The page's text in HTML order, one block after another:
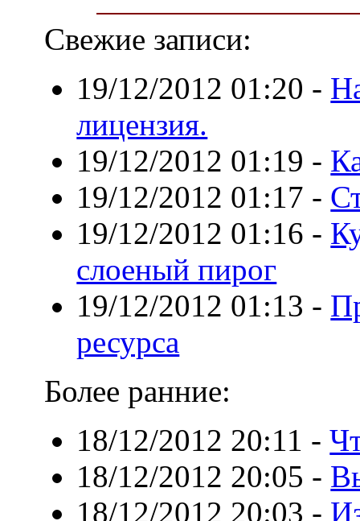
Свежие записи:
19/12/2012 01:20 -
лицензия.
19/12/2012 01:19 -
19/12/2012 01:17 -
19/12/2012 01:16 -
слоеный пирог
19/12/2012 01:13 -
ресурса
Более ранние:
18/12/2012 20:11 -
18/12/2012 20:05 -
18/12/2012 20:03 -